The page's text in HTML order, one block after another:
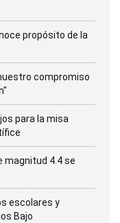
propósito de la
compromiso
para la misa
magnitud 4.4 se
escolares y
Bajo